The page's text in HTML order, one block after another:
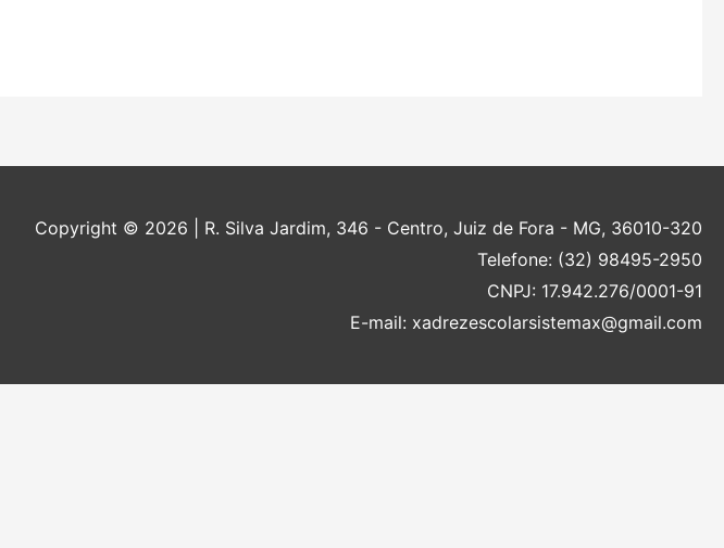
Copyright © 2026
| R. Silva Jardim, 346 - Centro, Juiz de Fora - MG, 36010-320
Telefone: (32) 98495-2950
CNPJ: 17.942.276/0001-91
E-mail: xadrezescolarsistemax@gmail.com